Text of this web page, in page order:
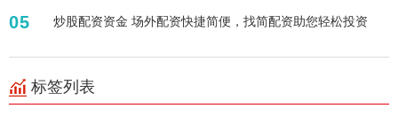
05 炒股配资资金 场外配资快捷简便，找简配资助您轻松投资
标签列表